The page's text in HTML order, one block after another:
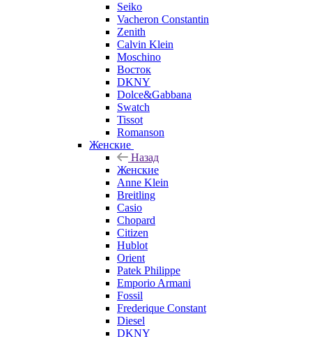
Seiko
Vacheron Constantin
Zenith
Calvin Klein
Moschino
Восток
DKNY
Dolce&Gabbana
Swatch
Tissot
Romanson
Женские
Назад
Женские
Anne Klein
Breitling
Casio
Chopard
Citizen
Hublot
Orient
Patek Philippe
Emporio Armani
Fossil
Frederique Constant
Diesel
DKNY